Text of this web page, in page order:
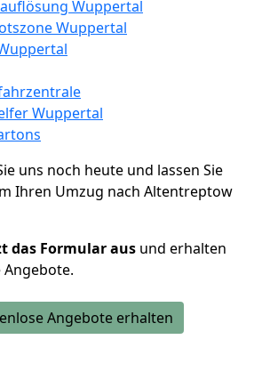
Wuppertal
Wuppertal
Wuppertal
uns noch heute und lassen Sie
Ihren Umzug nach Altentreptow
das Formular aus und erhalten
Angebote.
Angebote erhalten